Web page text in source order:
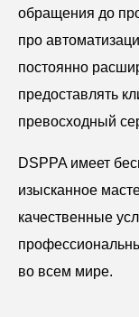
обращения до
про
постоянно
предоставлять
превосходный
DSPPA имеет
изысканное
качественные
во всем мире.